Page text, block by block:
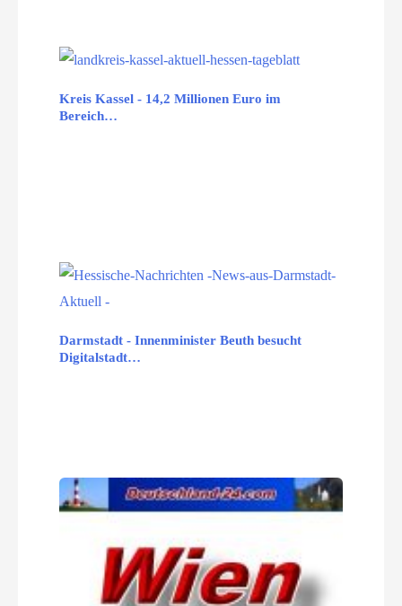
Kreis Kassel - 14,2 Millionen Euro im
Bereich…
Darmstadt - Innenminister Beuth besucht
Digitalstadt…